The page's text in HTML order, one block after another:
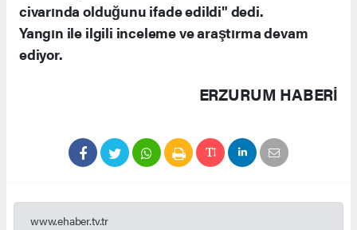
civarında olduğunu ifade edildi" dedi.
Yangın ile ilgili inceleme ve araştırma devam
ediyor.
ERZURUM HABERİ
www.ehaber.tv.tr